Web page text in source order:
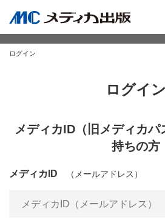
ログイン
ログイン
メディカID（旧メディカ
持ちの方
メディカID （メールアドレス）